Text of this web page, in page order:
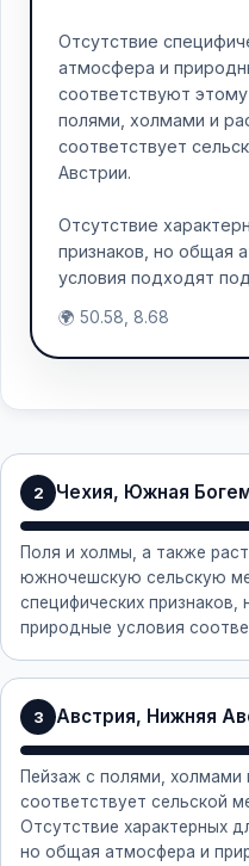
Отсутствие
атмосфера и
соответствуют
полями, холмами и
соответствует
Австрии.
Отсутствие
признаков, но общая
условия подходят
🌍 50.58, 8.68
2 Чехия, Южная
Поля и холмы, а также
южночешскую сельскую
специфических
природные условия
3 Австрия, Нижняя
Пейзаж с полями, холмами
соответствует сельской
Отсутствие характерных
но общая атмосфера и